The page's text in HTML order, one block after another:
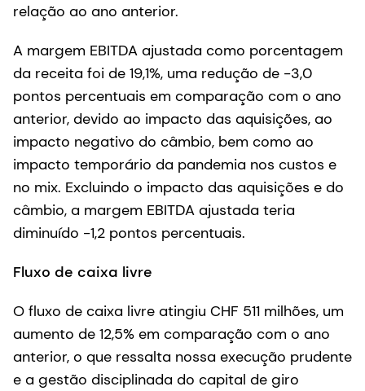
relação ao ano anterior.
A margem EBITDA ajustada como porcentagem
da receita foi de 19,1%, uma redução de -3,0
pontos percentuais em comparação com o ano
anterior, devido ao impacto das aquisições, ao
impacto negativo do câmbio, bem como ao
impacto temporário da pandemia nos custos e
no mix. Excluindo o impacto das aquisições e do
câmbio, a margem EBITDA ajustada teria
diminuído -1,2 pontos percentuais.
Fluxo de caixa livre
O fluxo de caixa livre atingiu CHF 511 milhões, um
aumento de 12,5% em comparação com o ano
anterior, o que ressalta nossa execução prudente
e a gestão disciplinada do capital de giro